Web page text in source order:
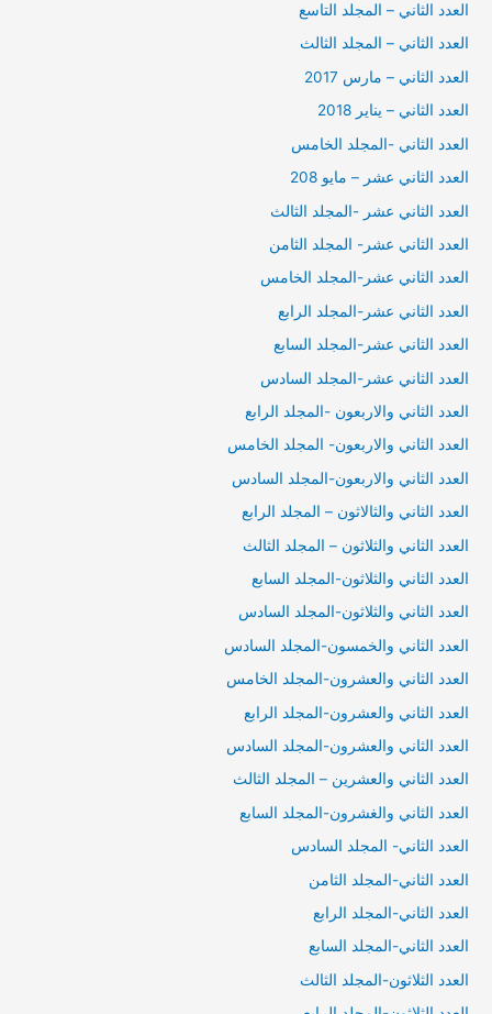
العدد الثاني – المجلد التاسع
العدد الثاني – المجلد الثالث
العدد الثاني – مارس 2017
العدد الثاني – يناير 2018
العدد الثاني -المجلد الخامس
العدد الثاني عشر – مايو 208
العدد الثاني عشر -المجلد الثالث
العدد الثاني عشر- المجلد الثامن
العدد الثاني عشر-المجلد الخامس
العدد الثاني عشر-المجلد الرابع
العدد الثاني عشر-المجلد السابع
العدد الثاني عشر-المجلد السادس
العدد الثاني والاربعون -المجلد الرابع
العدد الثاني والاربعون- المجلد الخامس
العدد الثاني والاربعون-المجلد السادس
العدد الثاني والثالاثون – المجلد الرابع
العدد الثاني والثلاثون – المجلد الثالث
العدد الثاني والثلاثون-المجلد السابع
العدد الثاني والثلاثون-المجلد السادس
العدد الثاني والخمسون-المجلد السادس
العدد الثاني والعشرون-المجلد الخامس
العدد الثاني والعشرون-المجلد الرابع
العدد الثاني والعشرون-المجلد السادس
العدد الثاني والعشرين – المجلد الثالث
العدد الثاني والغشرون-المجلد السابع
العدد الثاني- المجلد السادس
العدد الثاني-المجلد الثامن
العدد الثاني-المجلد الرابع
العدد الثاني-المجلد السابع
العدد الثلاثون-المجلد الثالث